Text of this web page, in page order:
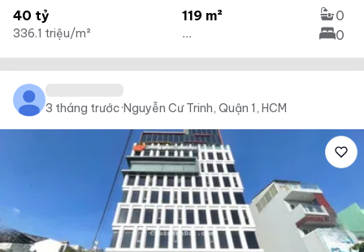
40 tỷ
336.1 triệu/m²
119 m²
...
0
0
3 tháng trước·Nguyễn Cư Trinh, Quận 1, HCM